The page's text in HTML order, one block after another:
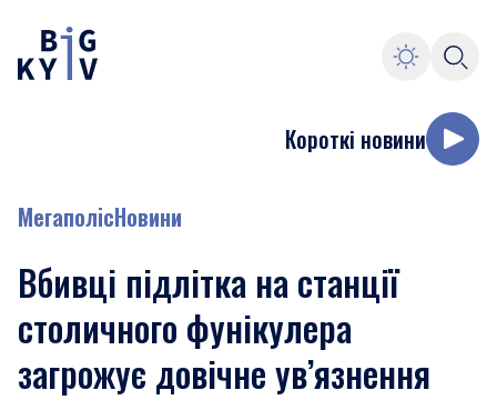
Короткі новини
МегаполісНовини
Вбивці підлітка на станції
столичного фунікулера
загрожує довічне ув’язнення